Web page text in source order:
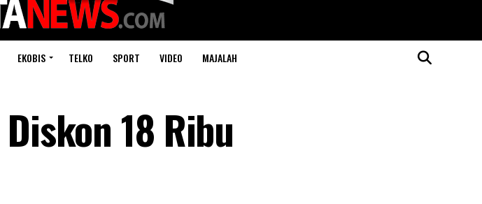
EKOBIS TELKO SPORT VIDEO MAJALAH
18 Ribu